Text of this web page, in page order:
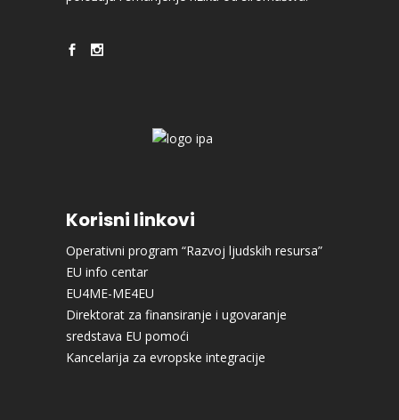
Korisni linkovi
Operativni program “Razvoj ljudskih resursa”
EU info centar
EU4ME-ME4EU
Direktorat za finansiranje i ugovaranje
sredstava EU pomoći
Kancelarija za evropske integracije